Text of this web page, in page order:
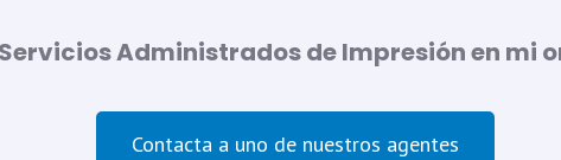
Administrados de Impresión en mi
Contacta a uno de nuestros agentes